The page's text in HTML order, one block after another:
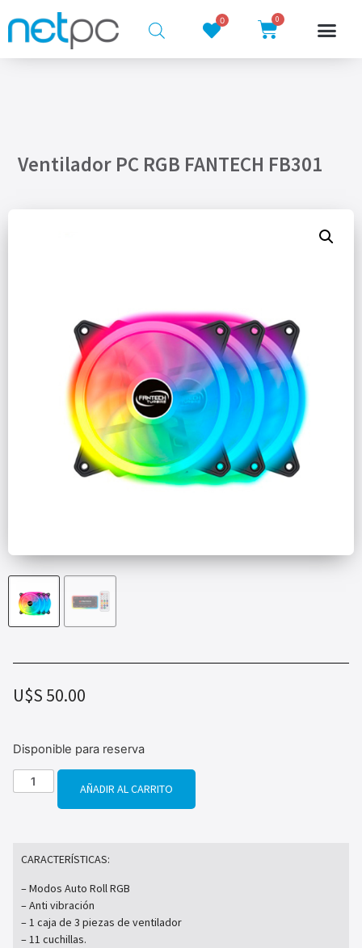
0 0
Ventilador PC RGB FANTECH FB301
U$S 50.00
Disponible para reserva
AÑADIR AL CARRITO
CARACTERÍSTICAS:
– Modos Auto Roll RGB
– Anti vibración
– 1 caja de 3 piezas de ventilador
– 11 cuchillas.